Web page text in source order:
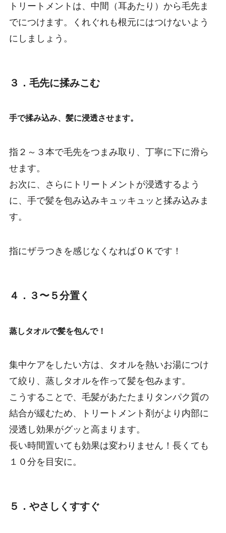
トリートメントは、中間（耳あたり）から毛先ま
でにつけます。くれぐれも根元にはつけないよう
にしましょう。
３．毛先に揉みこむ
手で揉み込み、髪に浸透させます。
指２～３本で毛先をつまみ取り、丁寧に下に滑ら
せます。
お次に、さらにトリートメントが浸透するよう
に、手で髪を包み込みキュッキュッと揉み込みま
す。
指にザラつきを感じなくなればＯＫです！
４．３〜５分置く
蒸しタオルで髪を包んで！
集中ケアをしたい方は、タオルを熱いお湯につけ
て絞り、蒸しタオルを作って髪を包みます。
こうすることで、毛髪があたたまりタンパク質の
結合が緩むため、トリートメント剤がより内部に
浸透し効果がグッと高まります。
長い時間置いても効果は変わりません！長くても
１０分を目安に。
５．やさしくすすぐ